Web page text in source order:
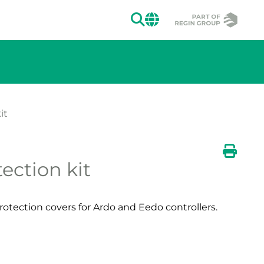
ZOEKEN
CHANGE
afbeelding weergeven.
kit
covers for Ardo and Eedo controllers.